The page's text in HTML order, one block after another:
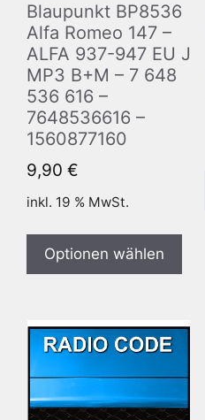
Blaupunkt BP8536
Alfa Romeo 147 –
ALFA 937-947 EU J
MP3 B+M – 7 648
536 616 –
7648536616 –
1560877160
9,90 €
inkl. 19 % MwSt.
Optionen wählen